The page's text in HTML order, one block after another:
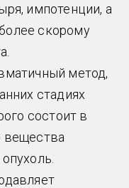
импотенции, а
скорому
метод,
стадиях
состоит в
вещества